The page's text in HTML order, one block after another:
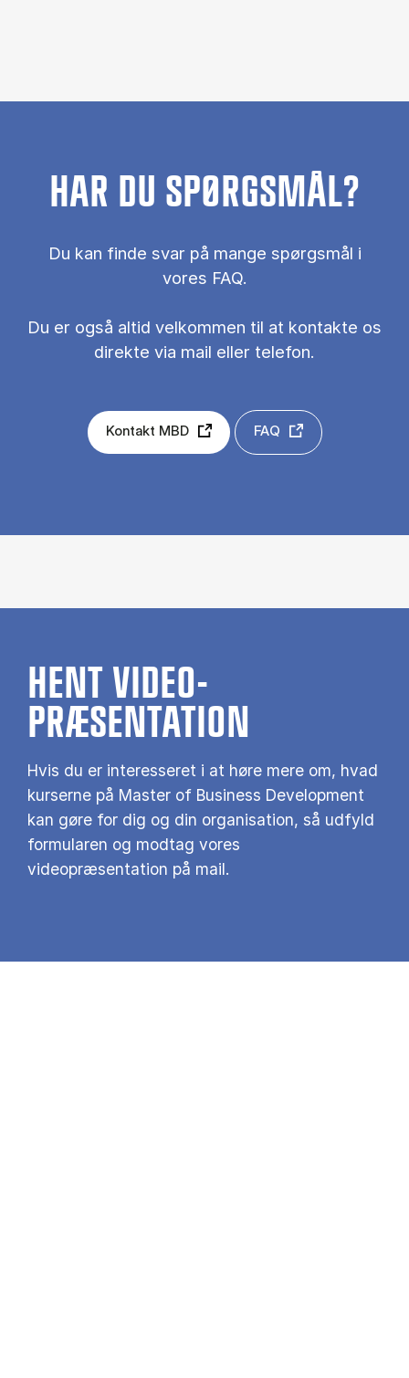
HAR DU SPØRGSMÅL?
Du kan finde svar på mange spørgsmål i
vores FAQ.
Du er også al­tid vel­kom­men til at kon­tak­te os
di­rek­te via mail el­ler te­le­fon.
Kontakt MBD FAQ
HENT VIDEO-
PRÆSENTATION
Hvis du er interesseret i at høre mere om, hvad
kurserne på Master of Business Development
kan gøre for dig og din organisation, så udfyld
formularen og modtag vores
videopræsentation på mail.